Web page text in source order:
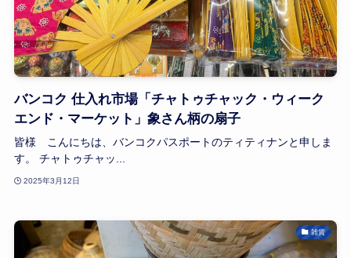
バンコク 仕入れ市場「チャトゥチャック・ウィーク
エンド・マーケット」象さん柄の扇子
皆様 こんにちは、バンコクパスポートのティティナンと申しま
す。 チャトゥチャッ...
2025年3月12日
雑貨